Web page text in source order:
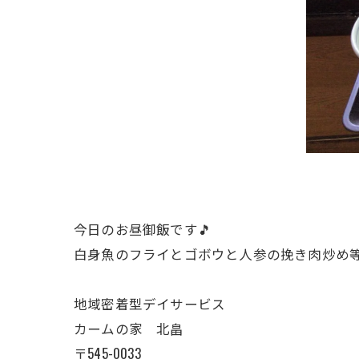
今日のお昼御飯です🎵
白身魚のフライとゴボウと人参の挽き肉炒め
地域密着型デイサービス
カームの家 北畠
〒545-0033